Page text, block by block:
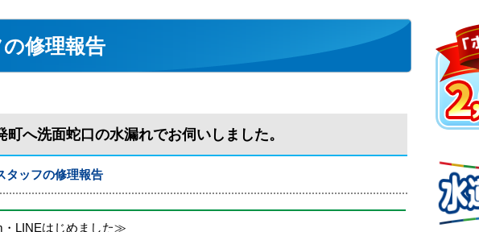
修理報告
町へ洗面蛇口の水漏れでお伺いしました。
タッフの修理報告
LINEはじめました≫